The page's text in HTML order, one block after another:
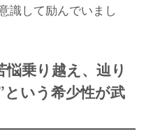
識して励んでいまし
乗り越え、辿り
いう希少性が武